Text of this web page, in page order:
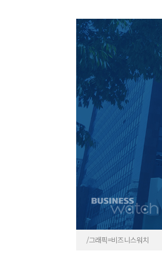
/그래픽=비즈니스워치